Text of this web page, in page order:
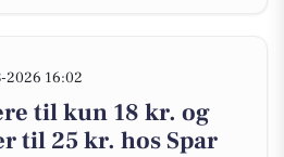
2026 16:02
til kun 18 kr. og
til 25 kr. hos Spar